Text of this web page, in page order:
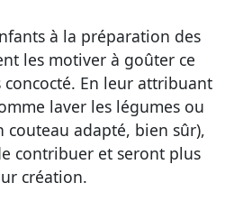
à la préparation des
les motiver à goûter ce
concocté. En leur attribuant
laver les légumes ou
couteau adapté, bien sûr),
contribuer et seront plus
création.